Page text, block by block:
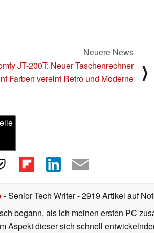
Neuere News
JT-200T: Neuer Taschenrechner
Farben vereint Retro und Moderne
⟩
- Senior Tech Writer- 2919 Artikel auf
begann, als ich meinen ersten PC
Aspekt dieser sich schnell